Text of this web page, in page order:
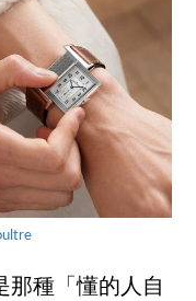
那種「懂的人自